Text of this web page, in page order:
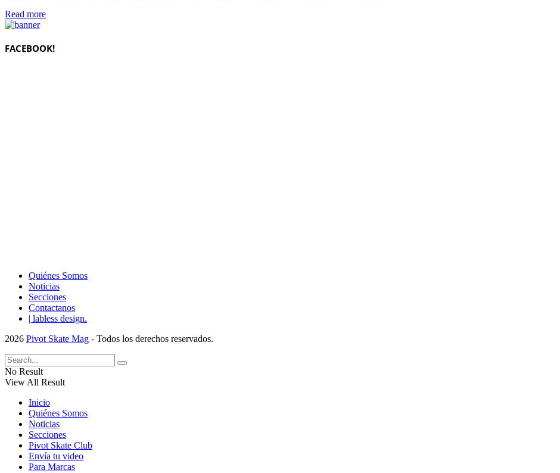
Read moreDetails
FACEBOOK!
Quiénes Somos
Noticias
Secciones
Contactanos
| labless design.
2026 Pivot Skate Mag - Todos los derechos reservados.
No Result
View All Result
Inicio
Quiénes Somos
Noticias
Secciones
Pivot Skate Club
Envía tu video
Para Marcas